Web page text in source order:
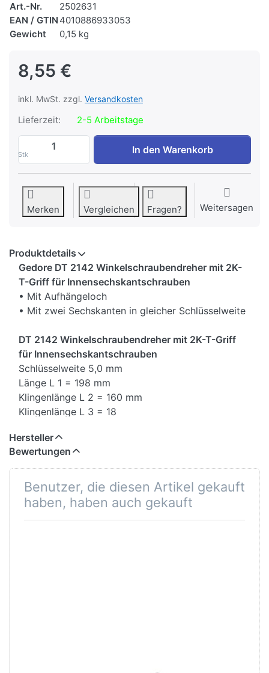
Art.-Nr.
2502631
EAN / GTIN 4010886933053
Gewicht
0,15 kg
8,55 €
inkl. MwSt. zzgl. Versandkosten
Lieferzeit: 2-5 Arbeitstage
Stk
Gedore DT 2142
In den Warenkorb
Merken Vergleichen Fragen? Weitersagen
Produktdetails
Gedore DT 2142 Winkelschraubendreher mit 2K-
T-Griff für Innensechskantschrauben
• Mit Aufhängeloch
• Mit zwei Sechskanten in gleicher Schlüsselweite
DT 2142 Winkelschraubendreher mit 2K-T-Griff
für Innensechskantschrauben
Schlüsselweite 5,0 mm
Länge L 1 = 198 mm
Klingenlänge L 2 = 160 mm
Klingenlänge L 3 = 18
Hersteller
Bewertungen
Benutzer, die diesen Artikel gekauft
haben, haben auch gekauft